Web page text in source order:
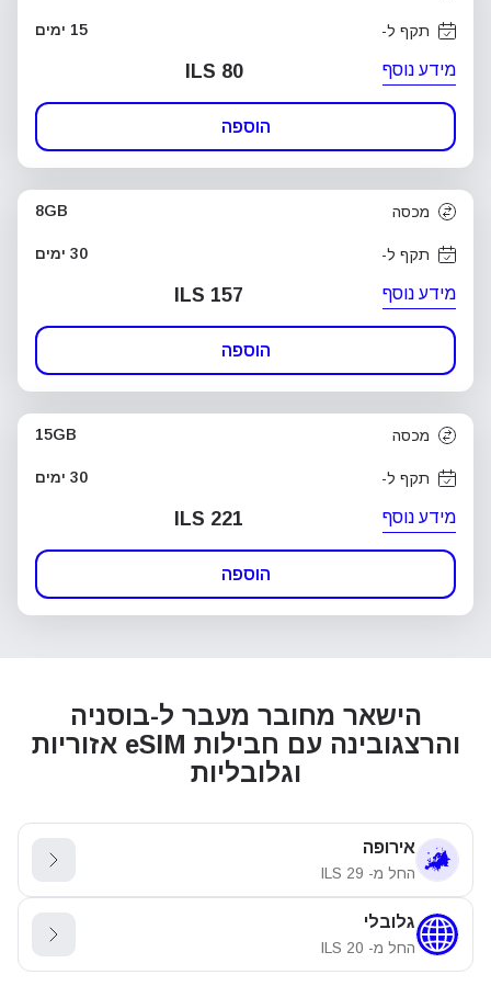
תקף ל- 15 ימים
מידע נוסף ILS 80
הוספה
מכסה 8GB
תקף ל- 30 ימים
מידע נוסף ILS 157
הוספה
מכסה 15GB
תקף ל- 30 ימים
מידע נוסף ILS 221
הוספה
הישאר מחובר מעבר ל-בוסניה
והרצגובינה עם חבילות eSIM אזוריות
וגלובליות
אירופה
החל מ- ILS 29
גלובלי
החל מ- ILS 20